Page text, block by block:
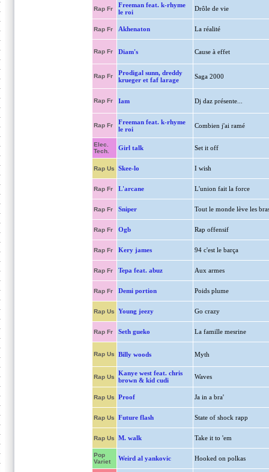
Rap Fr
Freeman feat. k-rhyme
le roi
Drôle de vie
Rap Fr Akhenaton La réalité
Rap Fr Diam's Cause à effet
Rap Fr
Prodigal sunn, dreddy
krueger et faf larage
Saga 2000
Rap Fr Iam Dj daz présente...
Rap Fr
Freeman feat. k-rhyme
le roi
Combien j'ai ramé
Elec.
Tech.
Girl talk Set it off
Rap Us Skee-lo I wish
Rap Fr L'arcane L'union fait la force
Rap Fr Sniper Tout le monde lève les
Rap Fr Ogb Rap offensif
Rap Fr Kery james 94 c'est le barça
Rap Fr Tepa feat. abuz Aux armes
Rap Fr Demi portion Poids plume
Rap Us Young jeezy Go crazy
Rap Fr Seth gueko La famille mesrine
Rap Us Billy woods Myth
Rap Us
Kanye west feat. chris
brown & kid cudi
Waves
Rap Us Proof Ja in a bra'
Rap Us Future flash State of shock rapp
Rap Us M. walk Take it to 'em
Pop
Variet
Weird al yankovic Hooked on polkas